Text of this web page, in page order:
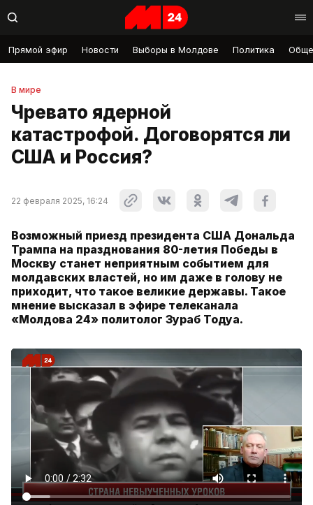
Прямой эфир Новости Выборы в Молдове Политика
В мире
Чревато ядерной
катастрофой. Договорятся ли
США и Россия?
22 февраля 2025, 16:24
Возможный приезд президента США Дональда
Трампа на празднования 80-летия Победы в
Москву станет неприятным событием для
молдавских властей, но им даже в голову не
приходит, что такое великие державы. Такое
мнение высказал в эфире телеканала
«Молдова 24» политолог Зураб Тодуа.